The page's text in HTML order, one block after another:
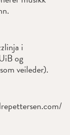
i
og
veileder).